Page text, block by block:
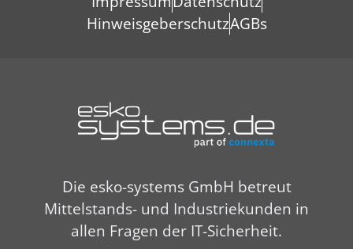
HinweisgeberschutzAGBs
Die esko-systems GmbH betreut
Mittelstands- und Industriekunden in
allen Fragen der IT-Sicherheit.